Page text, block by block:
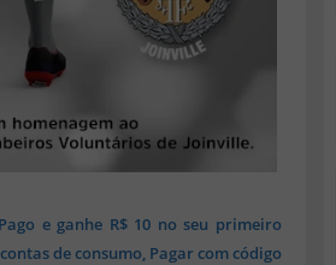
e ganhe R$ 10 no seu primeiro
de consumo, Pagar com código